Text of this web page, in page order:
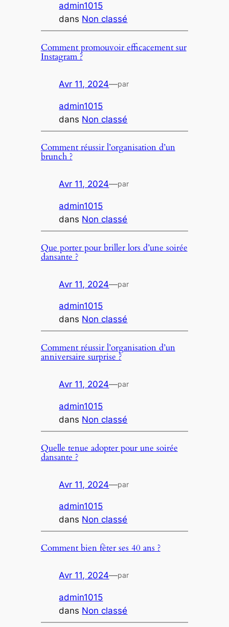
admin1015
dans Non classé
Comment promouvoir efficacement sur
Instagram ?
Avr 11, 2024—par
admin1015
dans Non classé
Comment réussir l’organisation d’un
brunch ?
Avr 11, 2024—par
admin1015
dans Non classé
Que porter pour briller lors d’une soirée
dansante ?
Avr 11, 2024—par
admin1015
dans Non classé
Comment réussir l’organisation d’un
anniversaire surprise ?
Avr 11, 2024—par
admin1015
dans Non classé
Quelle tenue adopter pour une soirée
dansante ?
Avr 11, 2024—par
admin1015
dans Non classé
Comment bien fêter ses 40 ans ?
Avr 11, 2024—par
admin1015
dans Non classé